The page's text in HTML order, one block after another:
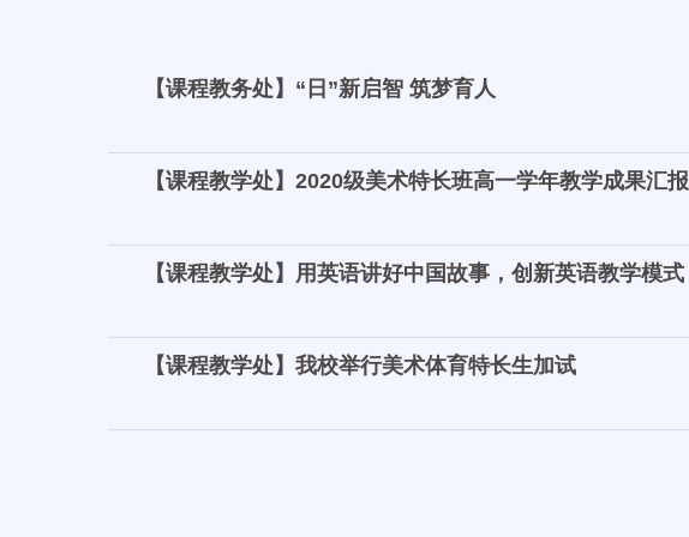
【课程教务处】“日”新启智 筑梦育人
【课程教学处】2020级美术特长班高一学年教学成果汇报
【课程教学处】用英语讲好中国故事，创新英语教学模式
【课程教学处】我校举行美术体育特长生加试